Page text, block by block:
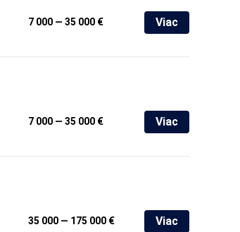
7 000 — 35 000 € Viac
7 000 — 35 000 € Viac
35 000 — 175 000 € Viac